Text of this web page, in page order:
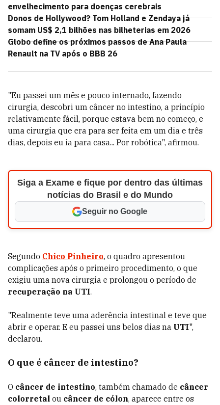
envelhecimento para doenças cerebrais
Donos de Hollywood? Tom Holland e Zendaya já
somam US$ 2,1 bilhões nas bilheterias em 2026
Globo define os próximos passos de Ana Paula
Renault na TV após o BBB 26
"Eu passei um mês e pouco internado, fazendo
cirurgia, descobri um câncer no intestino, a princípio
relativamente fácil, porque estava bem no começo, e
uma cirurgia que era para ser feita em um dia e três
dias, depois eu ia para casa... Por robótica", afirmou.
Siga a Exame e fique por dentro das últimas
notícias do Brasil e do Mundo
Seguir no Google
Segundo Chico Pinheiro, o quadro apresentou
complicações após o primeiro procedimento, o que
exigiu uma nova cirurgia e prolongou o período de
recuperação na UTI.
"Realmente teve uma aderência intestinal e teve que
abrir e operar. E eu passei uns belos dias na UTI",
declarou.
O que é câncer de intestino?
O câncer de intestino, também chamado de câncer
colorretal ou câncer de cólon, aparece entre os